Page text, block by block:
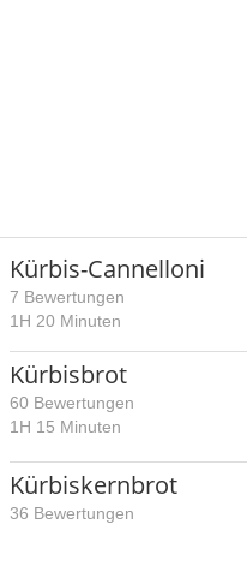
Kürbis-Cannelloni
7 Bewertungen
1H 20 Minuten
Kürbisbrot
60 Bewertungen
1H 15 Minuten
Kürbiskernbrot
36 Bewertungen